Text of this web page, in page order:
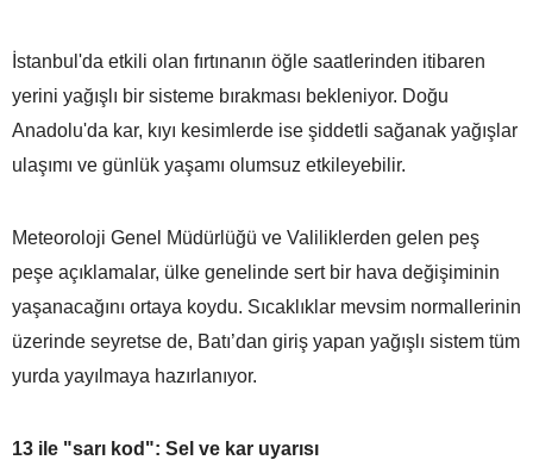
İstanbul'da etkili olan fırtınanın öğle saatlerinden itibaren
yerini yağışlı bir sisteme bırakması bekleniyor. Doğu
Anadolu'da kar, kıyı kesimlerde ise şiddetli sağanak yağışlar
ulaşımı ve günlük yaşamı olumsuz etkileyebilir.
Meteoroloji Genel Müdürlüğü ve Valiliklerden gelen peş
peşe açıklamalar, ülke genelinde sert bir hava değişiminin
yaşanacağını ortaya koydu. Sıcaklıklar mevsim normallerinin
üzerinde seyretse de, Batı’dan giriş yapan yağışlı sistem tüm
yurda yayılmaya hazırlanıyor.
13 ile "sarı kod": Sel ve kar uyarısı